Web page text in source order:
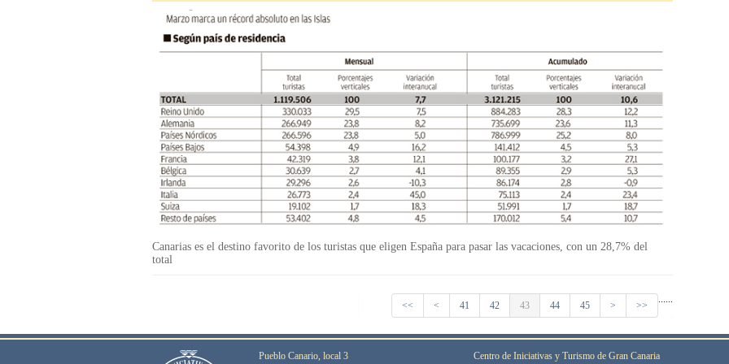
Canarias es el destino favorito de los turistas que eligen España para pasar las vacaciones, con un 28,7% del
total
<< <
...
41 42 43 44 45
...
> >>
Centro de Iniciativas y Turismo de Gran Canaria
Pueblo Canario, local 3